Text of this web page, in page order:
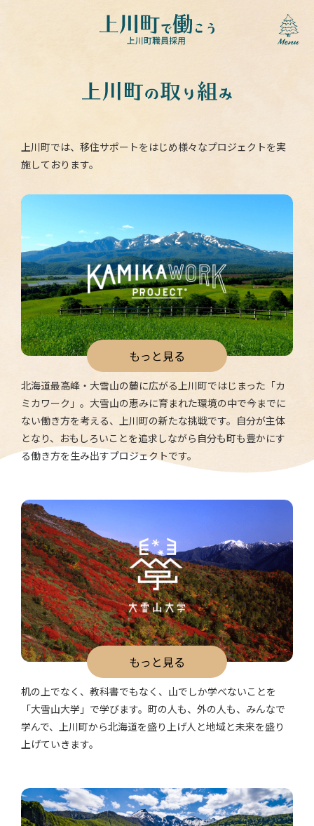
上川町では、移住サポートをはじめ様々なプロジェクトを実
施しております。
もっと見る
北海道最高峰・大雪山の麓に広がる上川町ではじまった「カ
ミカワーク」。大雪山の恵みに育まれた環境の中で今までに
ない働き方を考える、上川町の新たな挑戦です。自分が主体
となり、おもしろいことを追求しながら自分も町も豊かにす
る働き方を生み出すプロジェクトです。
もっと見る
机の上でなく、教科書でもなく、山でしか学べないことを
「大雪山大学」で学びます。町の人も、外の人も、みんなで
学んで、上川町から北海道を盛り上げ人と地域と未来を盛り
上げていきます。